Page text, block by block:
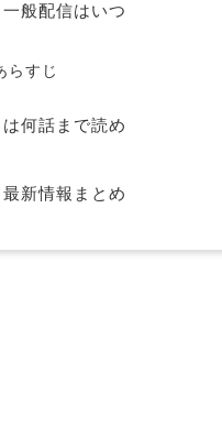
般配信はいつ
らすじ
何話まで読め
新情報まとめ